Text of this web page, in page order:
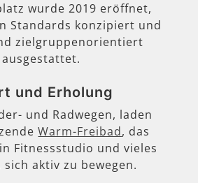
wurde 2019 eröffnet,
Standards konzipiert und
zielgruppenorientiert
ausgestattet.
und Erholung
und Radwegen, laden
Warm-Freibad, das
Fitnessstudio und vieles
aktiv zu bewegen.